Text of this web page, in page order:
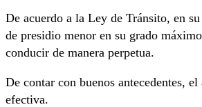
De acuerdo a la Ley de Tránsito, en
de presidio menor en su grado
conducir de manera perpetua.
De contar con buenos antecedentes,
efectiva.